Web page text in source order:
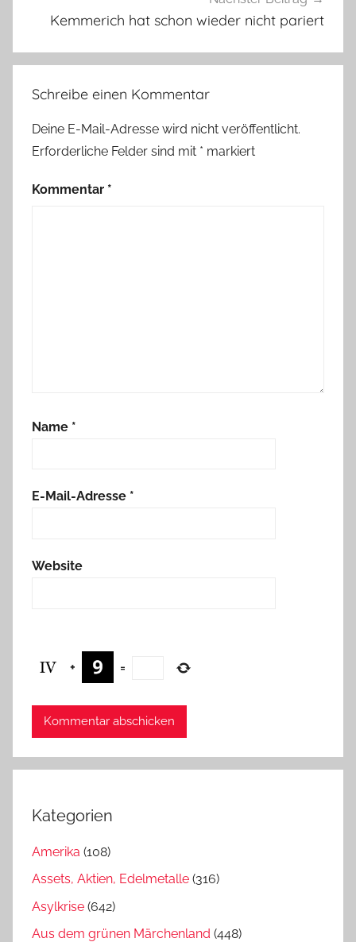
Kemmerich hat schon wieder nicht pariert
Schreibe einen Kommentar
Deine E-Mail-Adresse wird nicht veröffentlicht.
Erforderliche Felder sind mit * markiert
Kommentar *
Name *
E-Mail-Adresse *
Website
+ =
Kategorien
Amerika (108)
Assets, Aktien, Edelmetalle (316)
Asylkrise (642)
Aus dem grünen Märchenland (448)